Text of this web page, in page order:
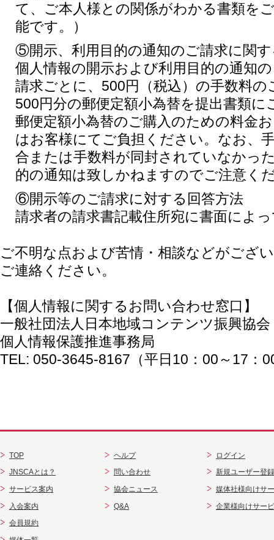
て、ご本人様との関係がわかる書類を
能です。）
⑤開示、利用目的の通知のご請求に関
個人情報の開示および利用目的の通知
請求ごとに、500円（税込）の手数料
500円分の郵便定額小為替を提出書類
郵便定額小為替のご購入のための料金
はお客様にてご負担ください。なお、
合または手数料が同封されていなかっ
的の通知は致しかねますのでご注意く
⑥開示等のご請求に対する回答方法
請求者の請求書記載住所宛に書面によ
ご不明な点および苦情・相談などがござ
ご連絡ください。
【個人情報に関するお問い合わせ窓口】
一般社団法人日本地域コンテンツ振興協会
個人情報保護推進事務局
TEL: 050-3645-8167（平日10：00～17：
TOP
JNSCAとは？
サービス案内
入会案内
会員規約
ヘルプ
問い合わせ
協会ニュース
Q&A
ログイン
新規ユーザー登録
媒体社様向けサ
企業様向けサー